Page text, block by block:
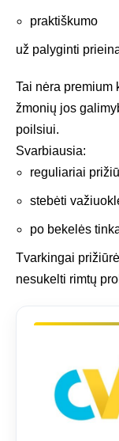
praktiškumo
už palyginti
Tai nėra premium
žmonių jos
poilsiui.
Svarbiausia:
reguliariai
stebėti
po bekelės
Tvarkingai
nesukelti rimtų